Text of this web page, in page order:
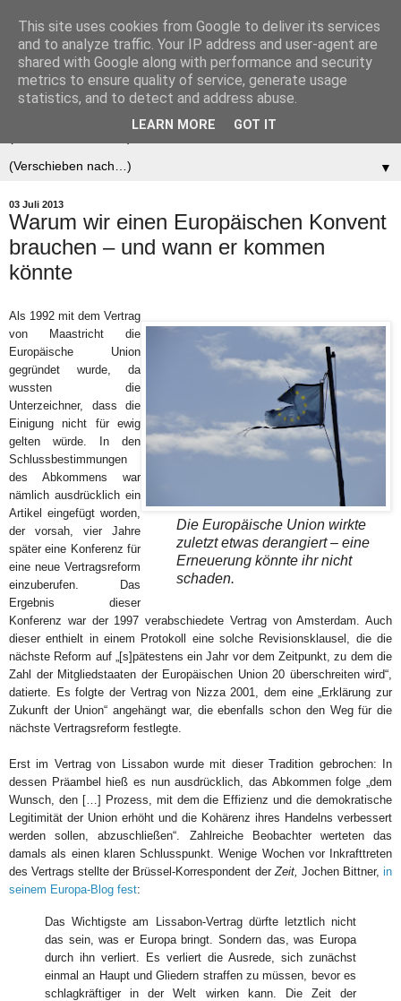
Der (europäische)
Föderalist
▼
03 Juli 2013
Warum wir einen Europäischen Konvent
brauchen – und wann er kommen
könnte
Die Europäische Union wirkte
zuletzt etwas derangiert – eine
Erneuerung könnte ihr nicht
schaden.
Als 1992 mit dem Vertrag
von Maastricht die
Europäische Union
gegründet wurde, da
wussten die
Unterzeichner, dass die
Einigung nicht für ewig
gelten würde. In den
Schlussbestimmungen
des Abkommens war
nämlich ausdrücklich ein
Artikel eingefügt worden,
der vorsah, vier Jahre
später eine Konferenz für
eine neue Vertragsreform
einzuberufen. Das
Ergebnis dieser
Konferenz war der 1997 verabschiedete Vertrag von Amsterdam. Auch
dieser enthielt in einem Protokoll eine solche Revisionsklausel, die die
nächste Reform auf „[s]pätestens ein Jahr vor dem Zeitpunkt, zu dem die
Zahl der Mitgliedstaaten der Europäischen Union 20 überschreiten wird“,
datierte. Es folgte der Vertrag von Nizza 2001, dem eine „Erklärung zur
Zukunft der Union“ angehängt war, die ebenfalls schon den Weg für die
nächste Vertragsreform festlegte.
Erst im Vertrag von Lissabon wurde mit dieser Tradition gebrochen: In
dessen Präambel hieß es nun ausdrücklich, das Abkommen folge „dem
Wunsch, den […] Prozess, mit dem die Effizienz und die demokratische
Legitimität der Union erhöht und die Kohärenz ihres Handelns verbessert
werden sollen, abzuschließen“. Zahlreiche Beobachter werteten das
damals als einen klaren Schlusspunkt. Wenige Wochen vor Inkrafttreten
des Vertrags stellte der Brüssel-Korrespondent der Zeit, Jochen Bittner,in
seinem Europa-Blog fest:
Das Wichtigste am Lissabon-Vertrag dürfte letztlich nicht
das sein, was er Europa bringt. Sondern das, was Europa
durch ihn verliert. Es verliert die Ausrede, sich zunächst
einmal an Haupt und Gliedern straffen zu müssen, bevor es
schlagkräftiger in der Welt wirken kann. Die Zeit der
This site uses cookies from Google to deliver its services
and to analyze traffic. Your IP address and user-agent are
shared with Google along with performance and security
metrics to ensure quality of service, generate usage
statistics, and to detect and address abuse.
LEARN MORE GOT IT